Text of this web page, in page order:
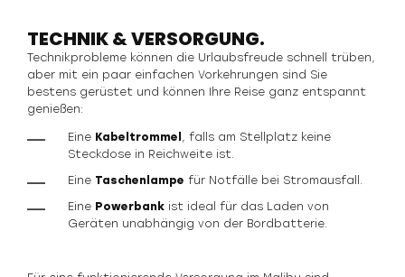
TECHNIK & VERSORGUNG.
Technikprobleme können die Urlaubsfreude schnell trüben,
aber mit ein paar einfachen Vorkehrungen sind Sie
bestens gerüstet und können Ihre Reise ganz entspannt
genießen:
Eine Kabeltrommel , falls am Stellplatz keine
Steckdose in Reichweite ist.
Eine Taschenlampe für Notfälle bei Stromausfall.
Eine Powerbank ist ideal für das Laden von
Geräten unabhängig von der Bordbatterie.